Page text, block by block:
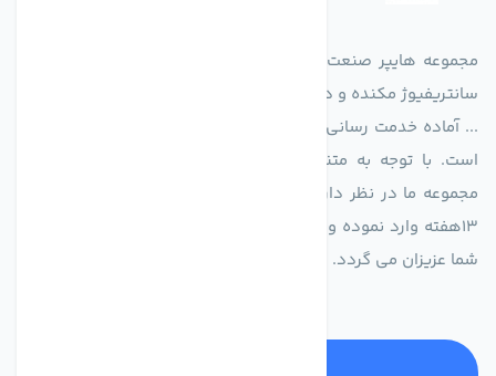
مجموعه هایپر صنعت ایران در امر تولید و واردات انواع فن های
سانتریفیوژ مکنده و دمنده آکسیال، سقفی، بین کانالی، مرغداری و
... آماده خدمت رسانی به شرکت های تولیدی، صنعتی و ساختمانی
است. با توجه به متنوع بودن فن های تولیدی کمپانی اروپایی
مجموعه ما در نظر دارد کالاهای تخصصی شما عزیزان رو در صرف
13هفته وارد نموده و این عمر باعث صرفه جویی در هزینه و زمان
شما عزیزان می گردد.